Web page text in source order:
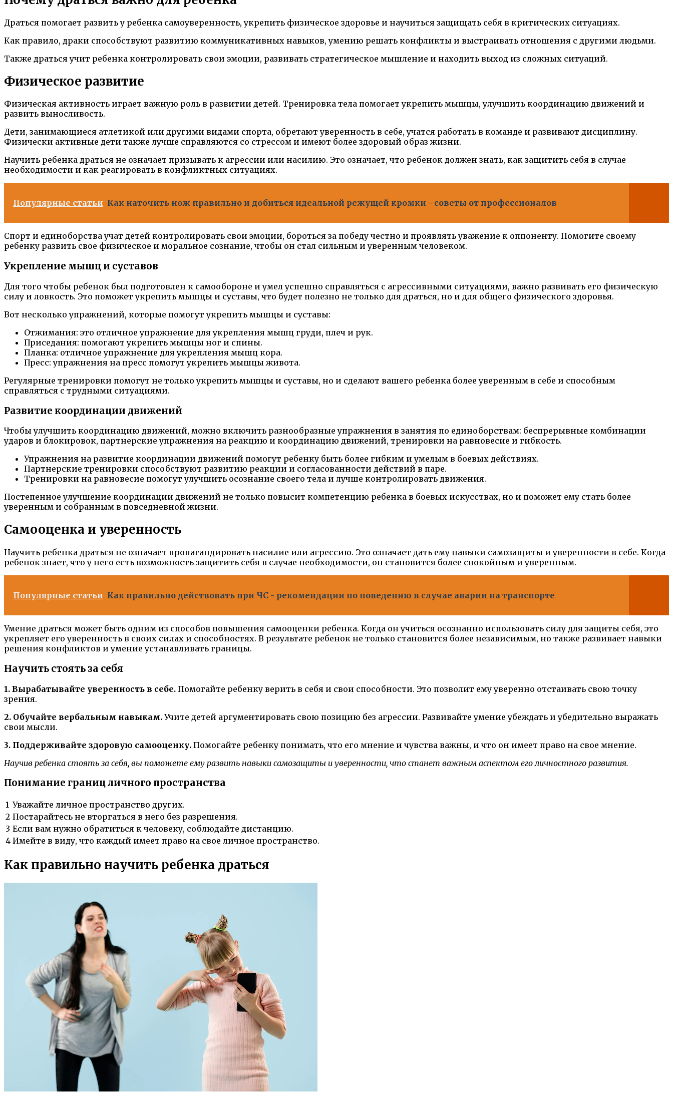
Драться помогает развить у ребенка самоуверенность, укрепить физическое здоровье и научиться защищать себя в критических ситуациях.
Как правило, драки способствуют развитию коммуникативных навыков, умению решать конфликты и выстраивать отношения с другими людьми.
Также драться учит ребенка контролировать свои эмоции, развивать стратегическое мышление и находить выход из сложных ситуаций.
Физическое развитие
Физическая активность играет важную роль в развитии детей. Тренировка тела помогает укрепить мышцы, улучшить координацию движений и
развить выносливость.
Дети, занимающиеся атлетикой или другими видами спорта, обретают уверенность в себе, учатся работать в команде и развивают дисциплину.
Физически активные дети также лучше справляются со стрессом и имеют более здоровый образ жизни.
Научить ребенка драться не означает призывать к агрессии или насилию. Это означает, что ребенок должен знать, как защитить себя в случае
необходимости и как реагировать в конфликтных ситуациях.
Популярные статьи Как наточить нож правильно и добиться идеальной режущей кромки - советы от профессионалов
Спорт и единоборства учат детей контролировать свои эмоции, бороться за победу честно и проявлять уважение к оппоненту. Помогите своему
ребенку развить свое физическое и моральное сознание, чтобы он стал сильным и уверенным человеком.
Укрепление мышц и суставов
Для того чтобы ребенок был подготовлен к самообороне и умел успешно справляться с агрессивными ситуациями, важно развивать его физическую
силу и ловкость. Это поможет укрепить мышцы и суставы, что будет полезно не только для драться, но и для общего физического здоровья.
Вот несколько упражнений, которые помогут укрепить мышцы и суставы:
Отжимания: это отличное упражнение для укрепления мышц груди, плеч и рук.
Приседания: помогают укрепить мышцы ног и спины.
Планка: отличное упражнение для укрепления мышц кора.
Пресс: упражнения на пресс помогут укрепить мышцы живота.
Регулярные тренировки помогут не только укрепить мышцы и суставы, но и сделают вашего ребенка более уверенным в себе и способным
справляться с трудными ситуациями.
Развитие координации движений
Чтобы улучшить координацию движений, можно включить разнообразные упражнения в занятия по единоборствам: беспрерывные комбинации
ударов и блокировок, партнерские упражнения на реакцию и координацию движений, тренировки на равновесие и гибкость.
Упражнения на развитие координации движений помогут ребенку быть более гибким и умелым в боевых действиях.
Партнерские тренировки способствуют развитию реакции и согласованности действий в паре.
Тренировки на равновесие помогут улучшить осознание своего тела и лучше контролировать движения.
Постепенное улучшение координации движений не только повысит компетенцию ребенка в боевых искусствах, но и поможет ему стать более
уверенным и собранным в повседневной жизни.
Самооценка и уверенность
Научить ребенка драться не означает пропагандировать насилие или агрессию. Это означает дать ему навыки самозащиты и уверенности в себе. Когда
ребенок знает, что у него есть возможность защитить себя в случае необходимости, он становится более спокойным и уверенным.
Популярные статьи Как правильно действовать при ЧС - рекомендации по поведению в случае аварии на транспорте
Умение драться может быть одним из способов повышения самооценки ребенка. Когда он учиться осознанно использовать силу для защиты себя, это
укрепляет его уверенность в своих силах и способностях. В результате ребенок не только становится более независимым, но также развивает навыки
решения конфликтов и умение устанавливать границы.
Научить стоять за себя
1. Вырабатывайте уверенность в себе. Помогайте ребенку верить в себя и свои способности. Это позволит ему уверенно отстаивать свою точку
зрения.
2. Обучайте вербальным навыкам. Учите детей аргументировать свою позицию без агрессии. Развивайте умение убеждать и убедительно выражать
свои мысли.
3. Поддерживайте здоровую самооценку. Помогайте ребенку понимать, что его мнение и чувства важны, и что он имеет право на свое мнение.
Научив ребенка стоять за себя, вы поможете ему развить навыки самозащиты и уверенности, что станет важным аспектом его личностного развития.
Понимание границ личного пространства
1 Уважайте личное пространство других.
2 Постарайтесь не вторгаться в него без разрешения.
3 Если вам нужно обратиться к человеку, соблюдайте дистанцию.
4 Имейте в виду, что каждый имеет право на свое личное пространство.
Как правильно научить ребенка драться